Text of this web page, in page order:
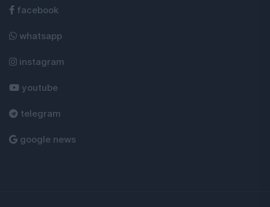
facebook
whatsapp
instagram
youtube
telegram
google news